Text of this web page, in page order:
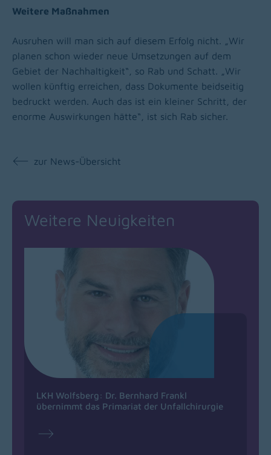
Weitere Maßnahmen
Ausruhen will man sich auf diesem Erfolg nicht. „Wir
planen schon wieder neue Umsetzungen auf dem
Gebiet der Nachhaltigkeit“, so Rab und Schatt. „Wir
wollen künftig erreichen, dass Dokumente beidseitig
bedruckt werden. Auch das ist ein kleiner Schritt, der
enorme Auswirkungen hätte“, ist sich Rab sicher.
zur News-Übersicht
Weitere Neuigkeiten
LKH Wolfsberg: Dr. Bernhard Frankl
übernimmt das Primariat der Unfallchirurgie